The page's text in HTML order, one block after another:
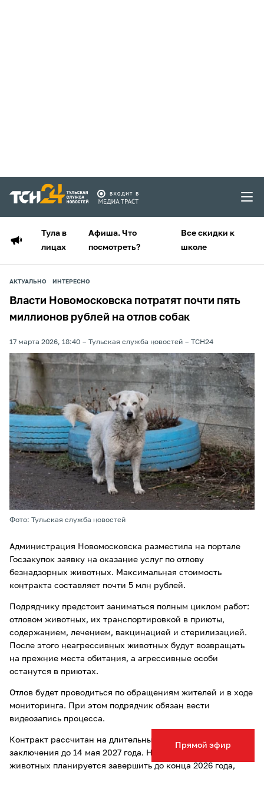
Тула в
лицах
Афиша. Что
посмотреть?
Все скидки к
школе
Прямой эфир
АКТУАЛЬНО ИНТЕРЕСНО
Власти Новомосковска потратят почти пять
миллионов рублей на отлов собак
17 марта 2026, 18:40 Тульская служба новостей ТСН24
Фото: Тульская служба новостей
Администрация Новомосковска разместила на портале
Госзакупок заявку на оказание услуг по отлову
безнадзорных животных. Максимальная стоимость
контракта составляет почти 5 млн рублей.
Подрядчику предстоит заниматься полным циклом работ:
отловом животных, их транспортировкой в приюты,
содержанием, лечением, вакцинацией и стерилизацией.
После этого неагрессивных животных будут возвращать
на прежние места обитания, а агрессивные особи
останутся в приютах.
Отлов будет проводиться по обращениям жителей и в ходе
мониторинга. При этом подрядчик обязан вести
видеозапись процесса.
Контракт рассчитан на длительный период — с момента
заключения до 14 мая 2027 года. Непосредственно отлов
животных планируется завершить до конца 2026 года,